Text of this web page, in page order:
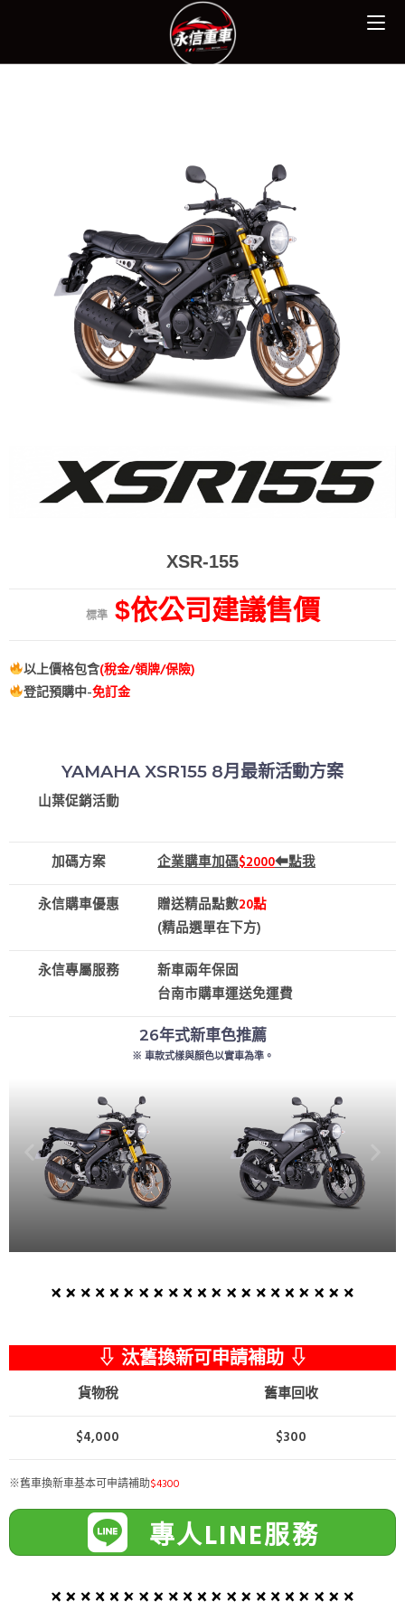
XSR-155
標準 $依公司建議售價
以上價格包含(稅金/領牌/保險)
登記預購中-免訂金
YAMAHA XSR155 8月最新活動方案
山葉促銷活動
加碼方案 企業購車加碼$2000⬅點我
永信購車優惠 贈送精品點數20點
(精品選單在下方)
永信專屬服務
新車兩年保固
台南市購車運送免運費
26年式新車色推薦
※ 車款式樣與顏色以實車為準。
⇩ 汰舊換新可申請補助 ⇩
貨物稅
舊車回收
$4,000
$300
※舊車換新車基本可申請補助$4300
專人LINE服務